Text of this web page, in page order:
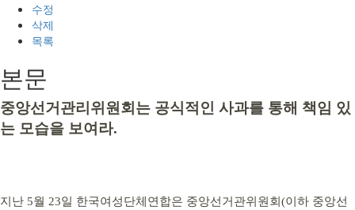
수정
삭제
목록
본문
중앙선거관리위원회는 공식적인 사과를 통해 책임 있
는 모습을 보여라.
지난 5월 23일 한국여성단체연합은 중앙선거관위원회(이하 중앙선